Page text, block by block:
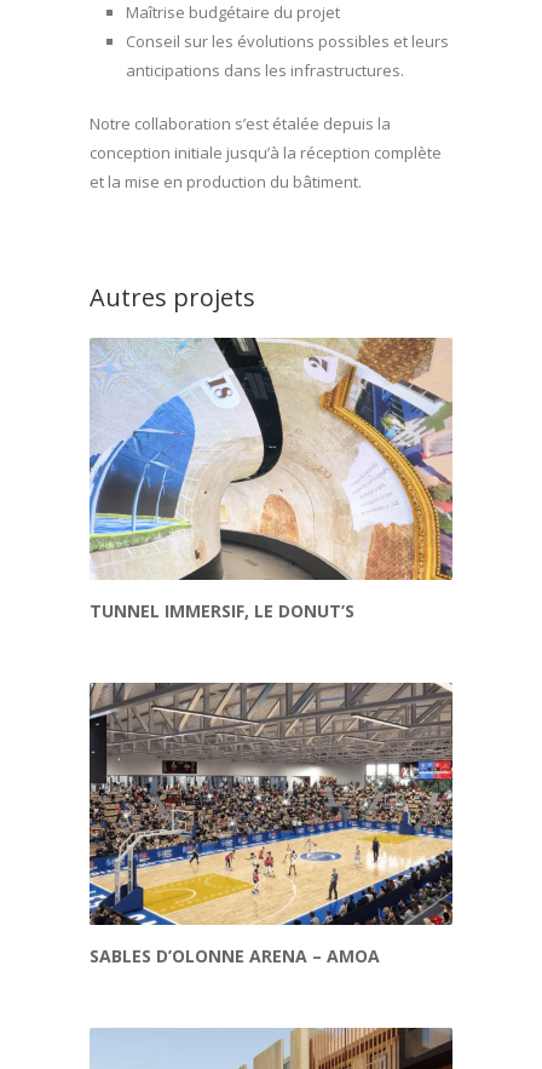
Maîtrise budgétaire du projet
Conseil sur les évolutions possibles et leurs
anticipations dans les infrastructures.
Notre collaboration s’est étalée depuis la
conception initiale jusqu’à la réception complète
et la mise en production du bâtiment.
Autres projets
TUNNEL IMMERSIF, LE DONUT’S
SABLES D’OLONNE ARENA – AMOA